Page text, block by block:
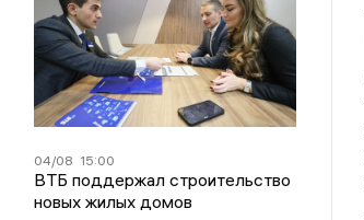
04/08 15:00
ВТБ поддержал строительство
новых жилых домов